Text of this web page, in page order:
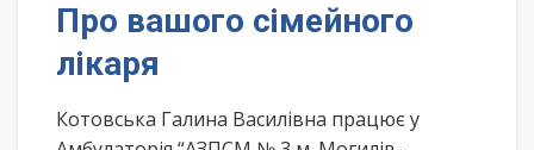
Про вашого сімейного
лікаря
Котовська Галина Василівна працює у